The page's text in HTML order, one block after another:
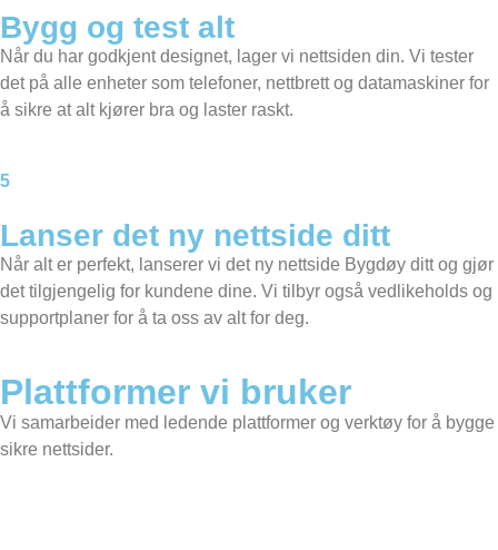
Bygg og test alt
Når du har godkjent designet, lager vi nettsiden din. Vi tester
det på alle enheter som telefoner, nettbrett og datamaskiner for
å sikre at alt kjører bra og laster raskt.
5
Lanser det ny nettside ditt
Når alt er perfekt, lanserer vi det ny nettside Bygdøy ditt og gjør
det tilgjengelig for kundene dine. Vi tilbyr også vedlikeholds og
supportplaner for å ta oss av alt for deg.
Plattformer vi bruker
Vi samarbeider med ledende plattformer og verktøy for å bygge
sikre nettsider.